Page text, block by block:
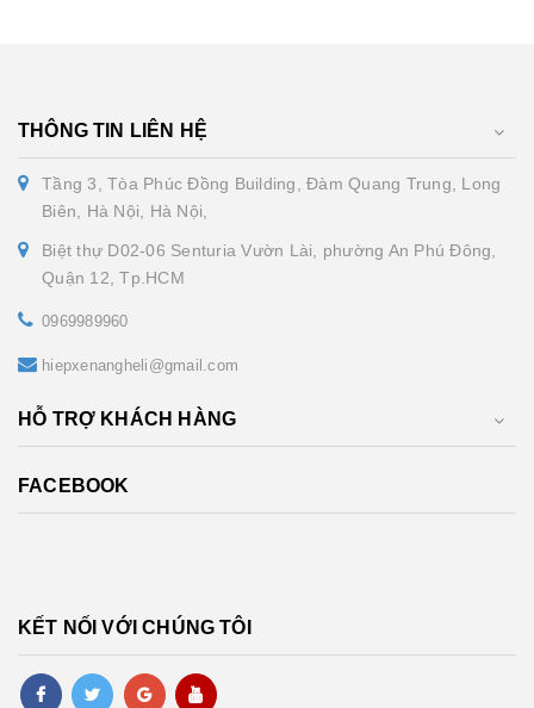
THÔNG TIN LIÊN HỆ
Tầng 3, Tòa Phúc Đồng Building, Đàm Quang Trung, Long
Biên, Hà Nội, Hà Nội,
Biệt thự D02-06 Senturia Vườn Lài, phường An Phú Đông,
Quận 12, Tp.HCM
0969989960
hiepxenangheli@gmail.com
HỖ TRỢ KHÁCH HÀNG
FACEBOOK
KẾT NỐI VỚI CHÚNG TÔI